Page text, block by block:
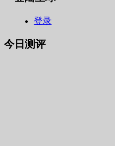
登录
今日测评